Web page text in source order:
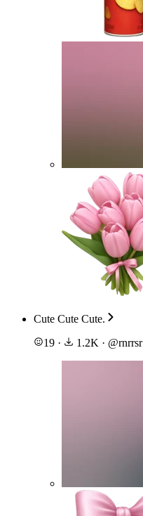
Cute Cute Cute.
19 · 1.2K · @rnrrsr